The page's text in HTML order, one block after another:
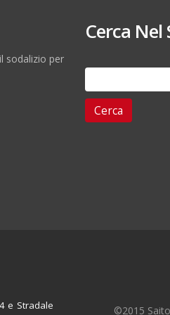
sodalizio per
Cerca Nel
Ricerca
per:
e Stradale ©2015